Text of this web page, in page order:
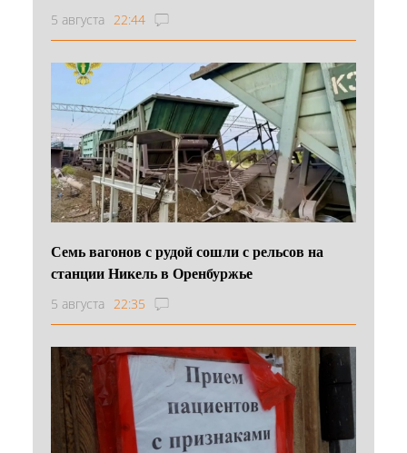
5 августа 22:44
Семь вагонов с рудой сошли с рельсов на
станции Никель в Оренбуржье
5 августа 22:35